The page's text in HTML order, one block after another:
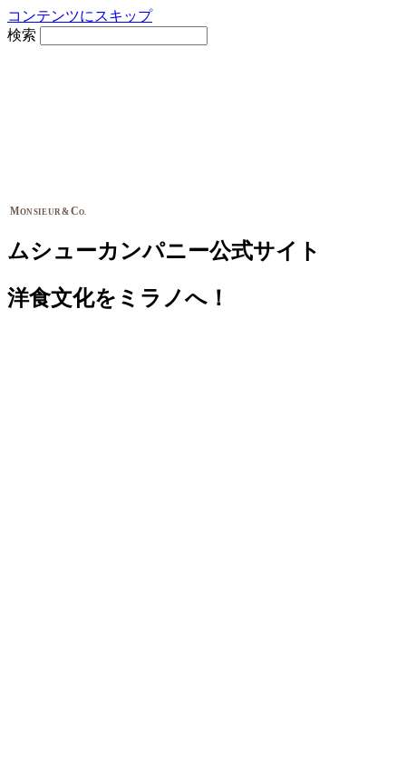
コンテンツにスキップ
検索
MONSIEUR&CO.
ムシューカンパニー公式サイト
洋食文化をミラノへ！